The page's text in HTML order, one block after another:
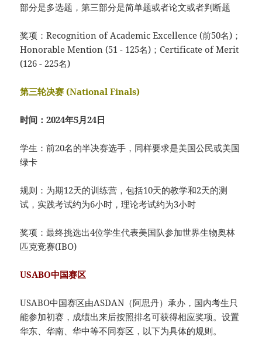
部分是多选题，第三部分是简单题或者论文或者判断题
奖项：Recognition of Academic Excellence (前50名)；
Honorable Mention (51 - 125名)；Certificate of Merit
(126 - 225名)
第三轮决赛 (National Finals)
时间：2024年5月24日
学生：前20名的半决赛选手，同样要求是美国公民或美国
绿卡
规则：为期12天的训练营，包括10天的教学和2天的测
试，实践考试约为6小时，理论考试约为3小时
奖项：最终挑选出4位学生代表美国队参加世界生物奥林
匹克竞赛(IBO)
USABO中国赛区
USABO中国赛区由ASDAN（阿思丹）承办，国内考生只
能参加初赛，成绩出来后按照排名可获得相应奖项。设置
华东、华南、华中等不同赛区，以下为具体的规则。